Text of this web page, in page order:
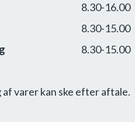
8.30-16.00
8.30-15.00
8.30-15.00
varer kan ske efter aftale.